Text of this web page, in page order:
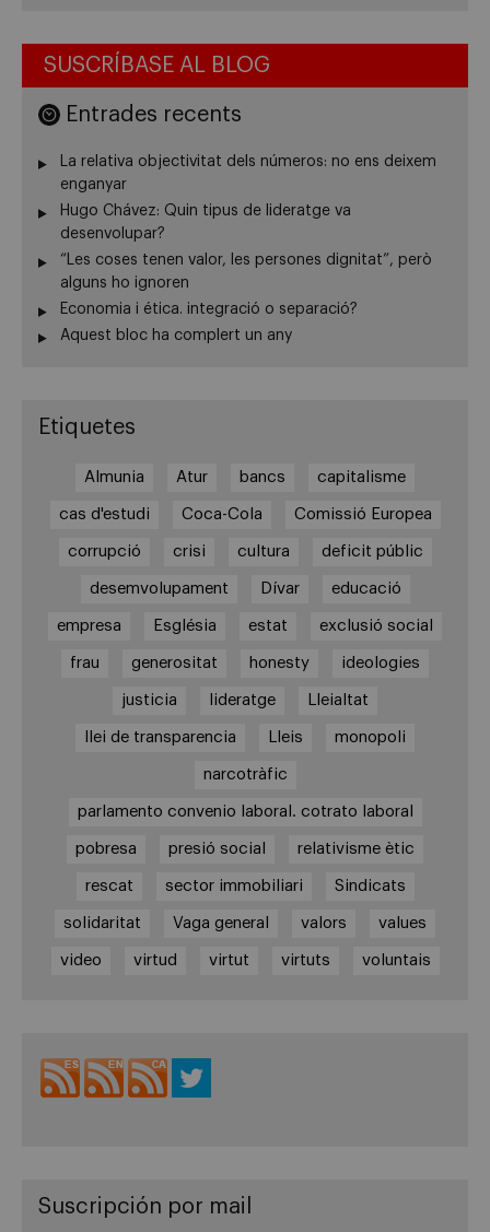
SUSCRÍBASE AL BLOG
Entrades recents
La relativa objectivitat dels números: no ens deixem
enganyar
Hugo Chávez: Quin tipus de lideratge va
desenvolupar?
“Les coses tenen valor, les persones dignitat”, però
alguns ho ignoren
Economia i ética. integració o separació?
Aquest bloc ha complert un any
Etiquetes
Almunia Atur bancs capitalisme
cas d'estudi Coca-Cola Comissió Europea
corrupció crisi cultura deficit públic
desemvolupament Dívar educació
empresa Església estat exclusió social
frau generositat honesty ideologies
justicia lideratge Lleialtat
llei de transparencia Lleis monopoli
narcotràfic
parlamento convenio laboral. cotrato laboral
pobresa presió social relativisme ètic
rescat sector immobiliari Sindicats
solidaritat Vaga general valors values
video virtud virtut virtuts voluntais
Suscripción por mail